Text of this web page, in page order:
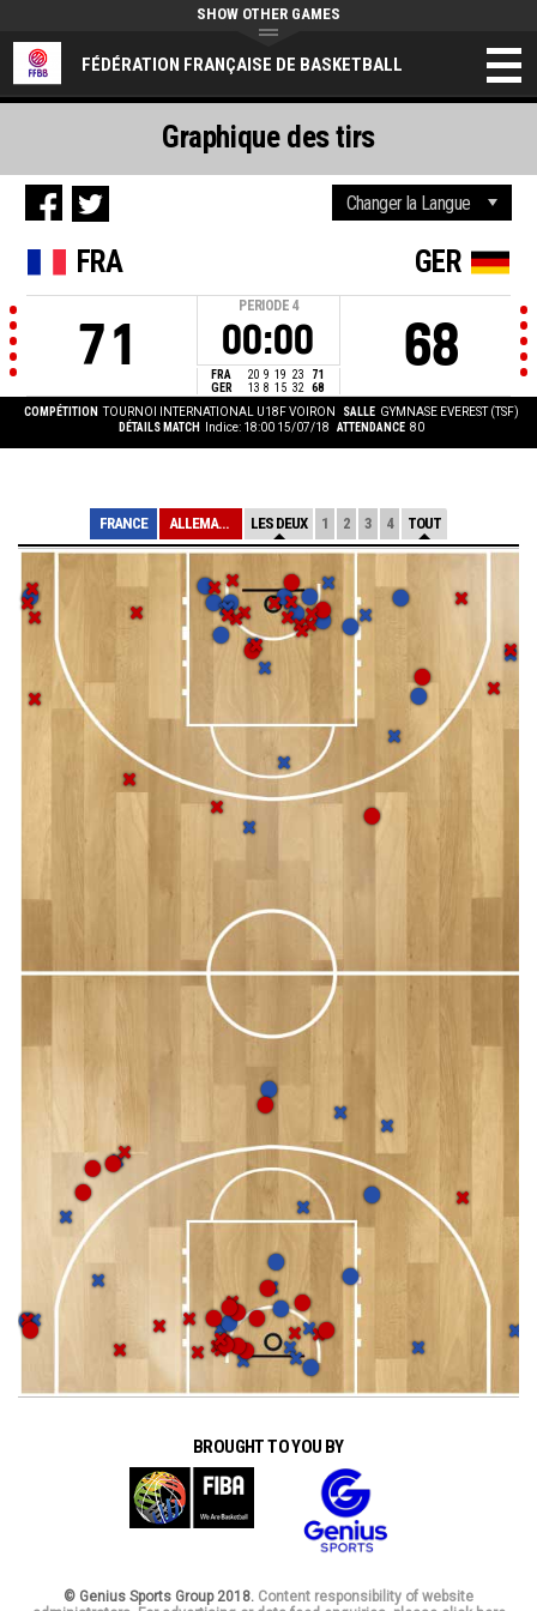
FÉDÉRATION FRANÇAISE DE BASKETBALL
SHOW OTHER GAMES
FRA
71
PERIODE 4
00:00
FRA 20 9 19 23
71
GER
13 8 15 32 68
GER
68
COMPÉTITION TOURNOI INTERNATIONAL U18F VOIRON SALLE GYMNASE EVEREST (TSF)
DÉTAILS MATCH
Indice: 18:00 15/07/18 ATTENDANCE 80
Graphique des tirs
FRANCE ALLEMAGNE LES DEUX 1 2 3 4 TOUT
BROUGHT TO YOU BY
© Genius Sports Group 2018. Content responsibility of website